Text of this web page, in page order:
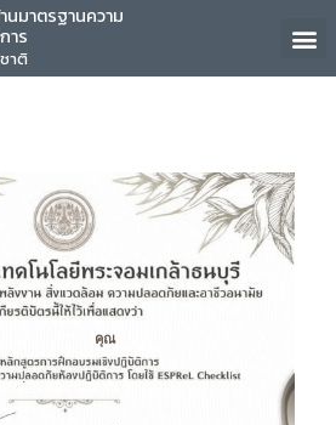
นมาตรฐานความ
าร
าติ
คุณ